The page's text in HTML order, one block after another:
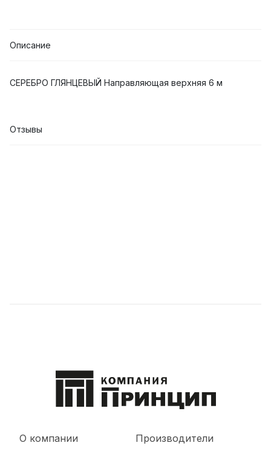
Описание
СЕРЕБРО ГЛЯНЦЕВЫЙ Направляющая верхняя 6 м
Отзывы
О компании Производители